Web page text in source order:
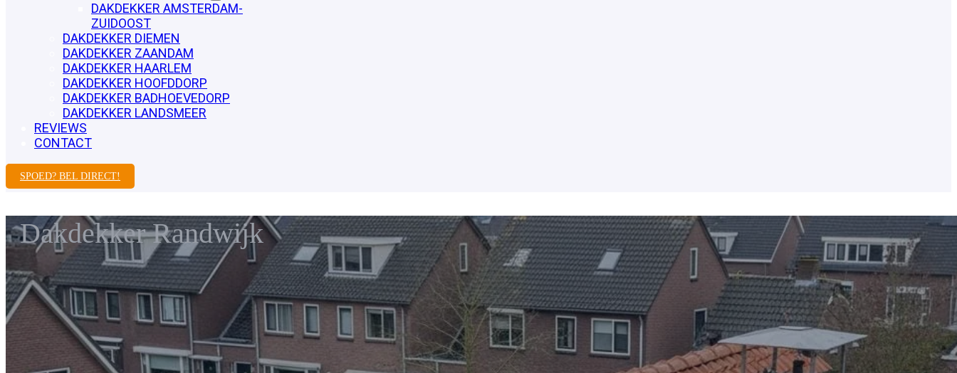
DAKDEKKER AMSTERDAM-
ZUIDOOST
DAKDEKKER DIEMEN
DAKDEKKER ZAANDAM
DAKDEKKER HAARLEM
DAKDEKKER HOOFDDORP
DAKDEKKER BADHOEVEDORP
DAKDEKKER LANDSMEER
REVIEWS
CONTACT
SPOED? BEL DIRECT!
Dakdekker Randwijk